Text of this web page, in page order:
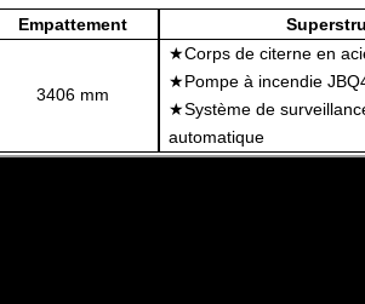
Empattement
3406 mm
★Corps de citerne en
★Pompe à incendie
★Système de
automatique